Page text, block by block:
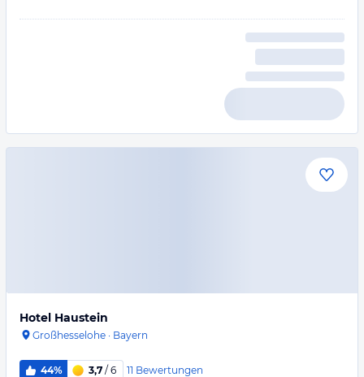
Hotel Haustein
Großhesselohe · Bayern
44% 3,7 / 6 11 Bewertungen